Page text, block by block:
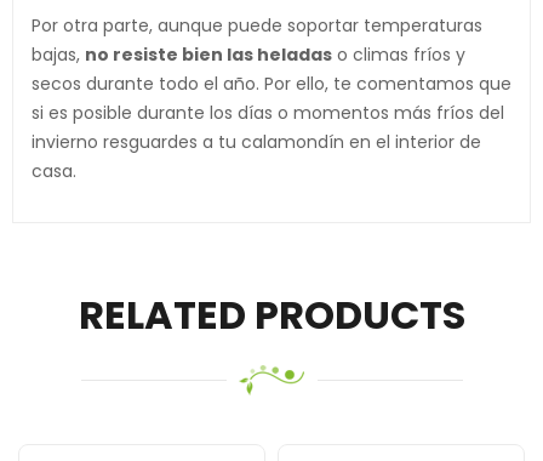
Por otra parte, aunque puede soportar temperaturas
bajas, no resiste bien las heladas o climas fríos y
secos durante todo el año. Por ello, te comentamos que
si es posible durante los días o momentos más fríos del
invierno resguardes a tu calamondín en el interior de
casa.
RELATED PRODUCTS